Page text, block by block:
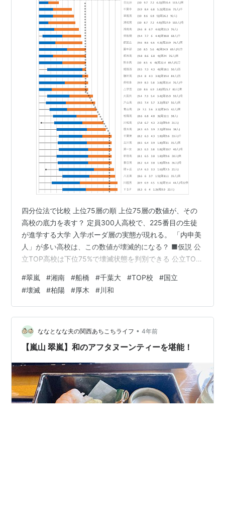
四分位法で比較 上位75層の順 上位75層の数値が、その
高校の底力を表す？ 定員300人高校で、225番目の生徒
が進学する大学 入学ボーダ層の実態が現れる。 「内申美
人」が多い高校は、この数値が壊滅的になる？ ■仮説 公
立TOP高校は下位75%で壊滅状態を判別できる 公立TOP
「公立TOP高校壊滅！」の重要要素となっている? 「下
位層は、非難関大に進学する」「下位層女子は、中堅私
立高校に劣る」･･･ 根拠を示さない口コミが、「壊滅ス
レ」にも投稿されていた。 地方出身者の基準では、地元
国公立大学進学が大きな指標となる。 上位75層の進学先
が4p以上…
#翠嵐 #湘南 #船橋 #千葉大 #TOP校 #国立
#壊滅 #柏陽 #厚木 #川和
ななとなな夫の関西あちこちライフ • 4年前
【嵐山 翠嵐】和のアフタヌーンティーを堪能！